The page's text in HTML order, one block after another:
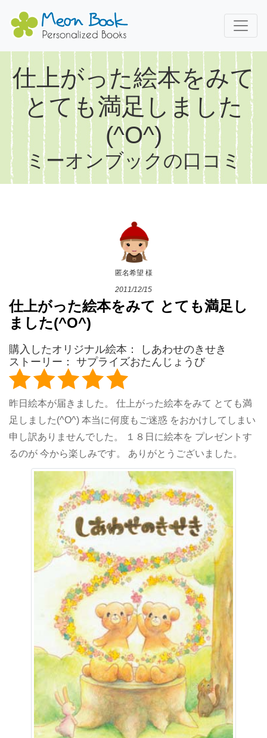
仕上がった絵本をみて
とても満足しました
(^O^)
ミーオンブックの口コミ
匿名希望 様
2011/12/15
仕上がった絵本をみて とても満足し
ました(^O^)
購入したオリジナル絵本：
しあわせのきせき
ストーリー： サプライズおたんじょうび
昨日絵本が届きました。 仕上がった絵本をみて とても満
足しました(^O^) 本当に何度もご迷惑 をおかけしてしまい
申し訳ありませんでした。 １８日に絵本を プレゼントす
るのが 今から楽しみです。 ありがとうございました。